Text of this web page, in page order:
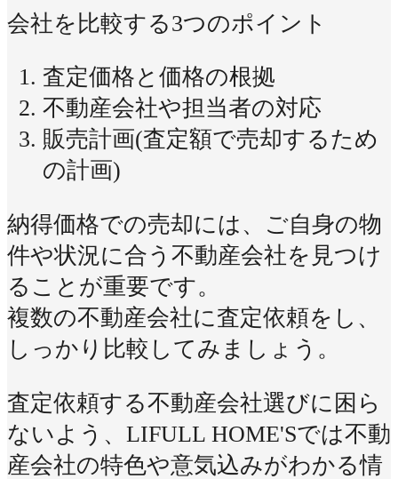
会社を比較する3つのポイント
査定価格と価格の根拠
不動産会社や担当者の対応
販売計画(査定額で売却するため
の計画)
納得価格での売却には、ご自身の物
件や状況に合う不動産会社を見つけ
ることが重要です。
複数の不動産会社に査定依頼をし、
しっかり比較してみましょう。
査定依頼する不動産会社選びに困ら
ないよう、LIFULL HOME'Sでは不動
産会社の特色や意気込みがわかる情